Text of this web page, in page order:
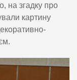
на згадку про
картину